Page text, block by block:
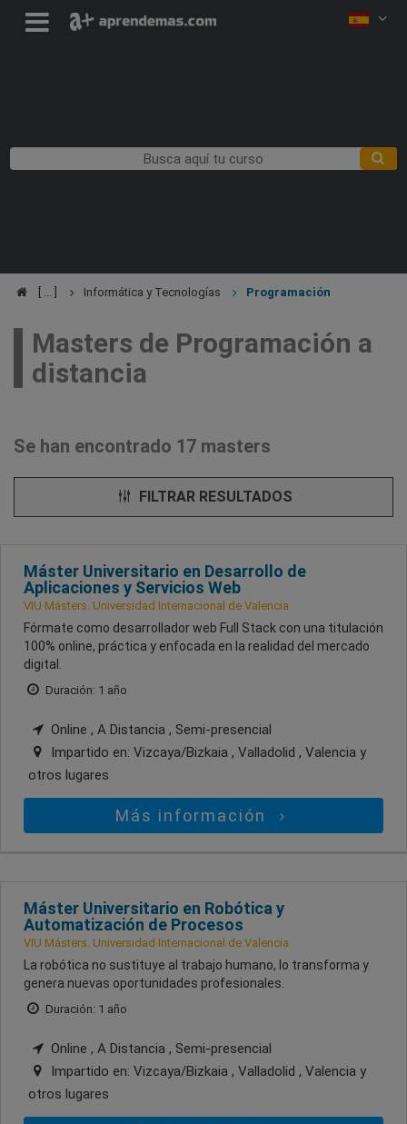
Informática y Tecnologías Programación
Masters de Programación a
distancia
Se han encontrado 17 masters
FILTRAR RESULTADOS
Máster Universitario en Desarrollo de
Aplicaciones y Servicios Web
VIU Másters. Universidad Internacional de Valencia
Fórmate como desarrollador web Full Stack con una titulación
100% online, práctica y enfocada en la realidad del mercado
digital.
Duración: 1 año
Online , A Distancia , Semi-presencial
Impartido en: Vizcaya/Bizkaia , Valladolid , Valencia y
otros lugares
Más información
Máster Universitario en Robótica y
Automatización de Procesos
VIU Másters. Universidad Internacional de Valencia
La robótica no sustituye al trabajo humano, lo transforma y
genera nuevas oportunidades profesionales.
Duración: 1 año
Online , A Distancia , Semi-presencial
Impartido en: Vizcaya/Bizkaia , Valladolid , Valencia y
otros lugares